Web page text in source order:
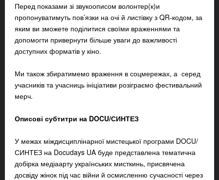
Перед показами зі звукоописом волонтер(к)и
пропонуватимуть пов’язки на очі й листівку з QR-кодом, за
яким ви зможете поділитися своїми враженнями та
допомогти привернути більше уваги до важливості
доступних форматів у кіно.
Ми також збиратимемо враження в соцмережах, а серед
учасників та учасниць ініціативи розіграємо фестивальний
мерч.
Описові субтитри на DOCU/СИНТЕЗ
У межах міждисциплінарної мистецької програми DOCU/
СИНТЕЗ на Docudays UA буде представлена тематична
добірка медіаарту українських мисткинь, присвячена
досвіду жінок під час війни й осмисленню сучасності через